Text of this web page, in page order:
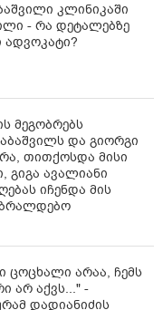
კლინიკაში
- რა დეტალებზე
ადვოკატი?
მეგობრებს
და გიორგი
თითქოსდა მისი
გიგა ავალიანი
იჩენდა მის
ცოცხალი არაა, ჩემს
არ აქვს..." -
დადიანიძის